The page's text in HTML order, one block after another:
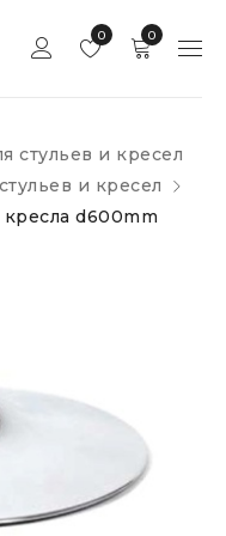
0
0
стульев и кресел
и кресел
d600mm